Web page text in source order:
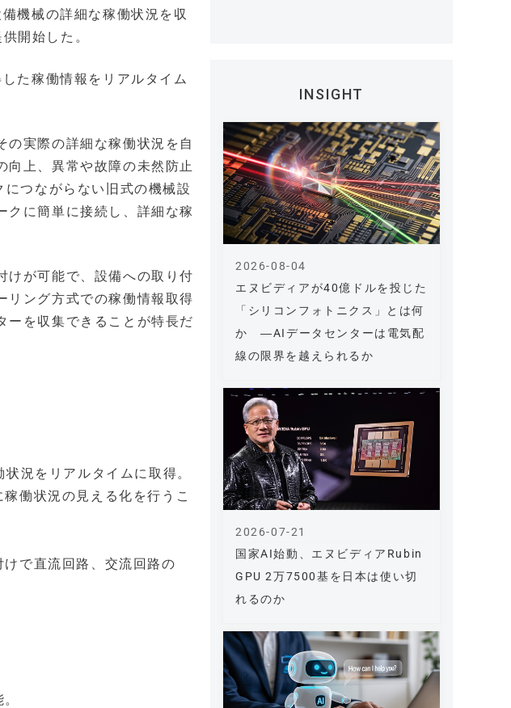
機械の詳細な稼働状況を収
開始した。
た稼働情報をリアルタイム
実際の詳細な稼働状況を自
向上、異常や故障の未然防止
つながらない旧式の機械設
クに簡単に接続し、詳細な稼
けが可能で、設備への取り付
リング方式での稼働情報取得
ーを収集できることが特長だ
況をリアルタイムに取得。
働状況の見える化を行うこ
で直流回路、交流回路の
INSIGHT
エヌビディアが40億ドルを投じた
「シリコンフォトニクス」とは何
か ―AIデータセンターは電気配
線の限界を越えられるか
2026-08-04
国家AI始動、エヌビディアRubin
GPU 2万7500基を日本は使い切
れるのか
2026-07-21